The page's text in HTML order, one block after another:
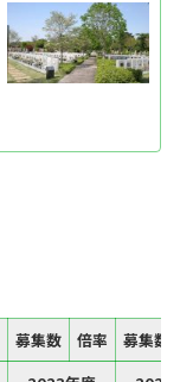
募集数 倍率
募集数